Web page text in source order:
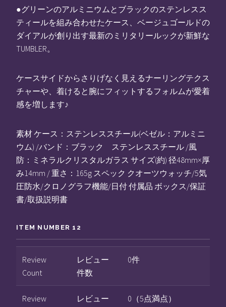
●グリーンのアルミニウムとブラックのステンレスス
ティールを組み合わせたケース、ベージュゴールドの
ダイアルが創り出す最新のミリタリールックが新鮮な
TUMBLER。
ケースサイドからさりげなく見えるナーリングテクス
チャーや、着けると腕にフィットするフォルムが愛着
感を増します♪
素材 ケース：ステンレススチール(ベゼル：アルミニ
ウム) /バンド：ブラック ステンレススチール /風
防：ミネラルクリスタルガラス サイズ(約) 径48mm×厚
み14mm / 重さ：165g スペック クオーツウォッチ/5気
圧防水/クロノグラフ機能/日付 付属品 ボックス/保証
書/取扱説明書
ITEM NUMBER 12
Review
Count
レビュー
件数
0件
Review
レビュー
0（5点満点）